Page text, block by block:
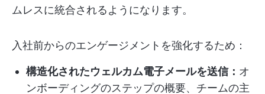
ムレスに統合されるようになります。
入社前からのエンゲージメントを強化するため：
構造化されたウェルカム電子メールを送信： オ
ンボーディングのステップの概要、チームの主